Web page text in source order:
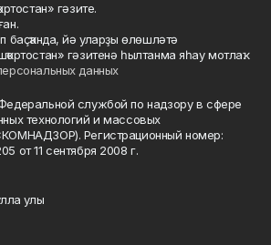
гәзите.
баҫҡанда, йә уларҙы өлөшләтә
гәзитенә һылтанма яһау мотлаҡ.
данных
службой по надзору в сфере
технологий и массовых
Регистрационный номер:
от 11 сентября 2008 г.
улы